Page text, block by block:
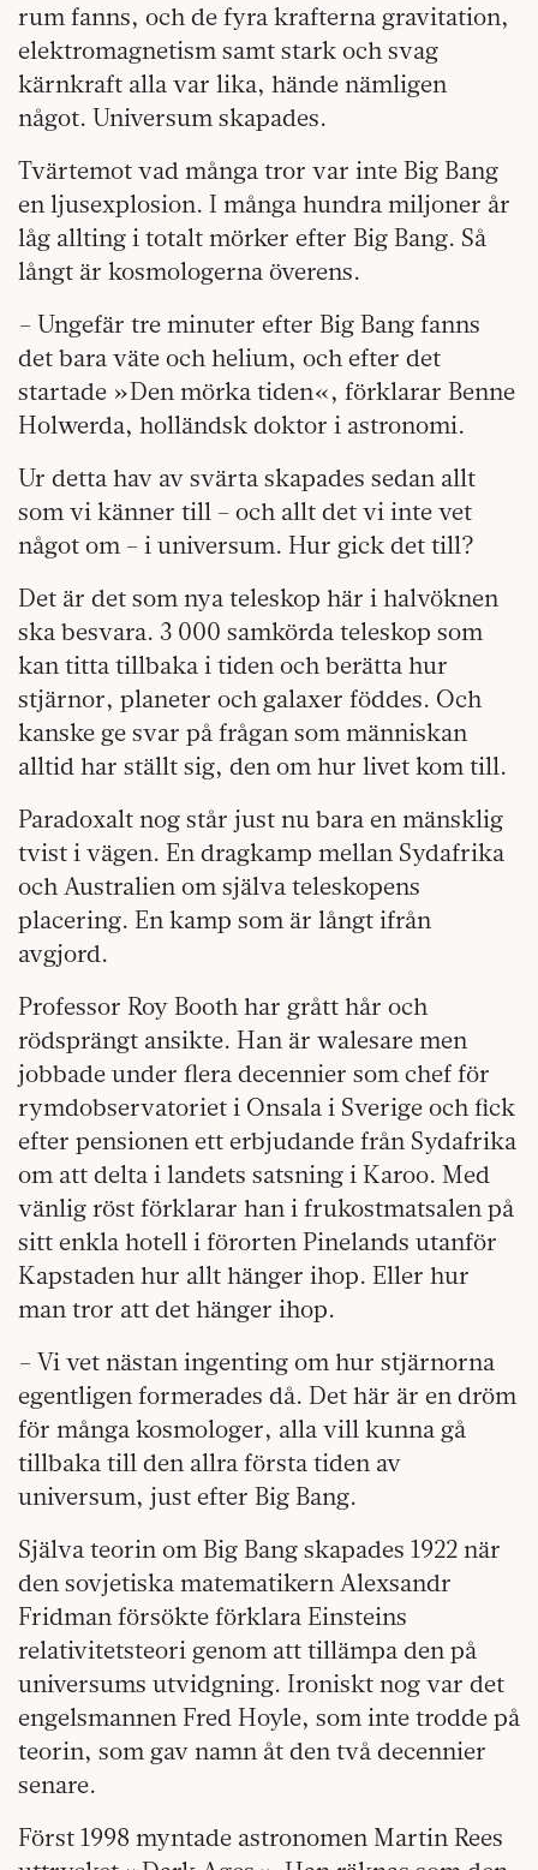
rum fanns, och de fyra krafterna gravitation,
elektromagnetism samt stark och svag
kärnkraft alla var lika, hände nämligen
något. Universum skapades.
Tvärtemot vad många tror var inte Big Bang
en ljusexplosion. I många hundra miljoner år
låg allting i totalt mörker efter Big Bang. Så
långt är kosmologerna överens.
– Ungefär tre minuter efter Big Bang fanns
det bara väte och helium, och efter det
startade »Den mörka tiden«, förklarar Benne
Holwerda, holländsk doktor i astronomi.
Ur detta hav av svärta skapades sedan allt
som vi känner till – och allt det vi inte vet
något om – i universum. Hur gick det till?
Det är det som nya teleskop här i halvöknen
ska besvara. 3 000 samkörda teleskop som
kan titta tillbaka i tiden och berätta hur
stjärnor, planeter och galaxer föddes. Och
kanske ge svar på frågan som människan
alltid har ställt sig, den om hur livet kom till.
Paradoxalt nog står just nu bara en mänsklig
tvist i vägen. En dragkamp mellan Sydafrika
och Australien om själva teleskopens
placering. En kamp som är långt ifrån
avgjord.
Professor Roy Booth har grått hår och
rödsprängt ansikte. Han är walesare men
jobbade under flera decennier som chef för
rymdobservatoriet i Onsala i Sverige och fick
efter pensionen ett erbjudande från Sydafrika
om att delta i landets satsning i Karoo. Med
vänlig röst förklarar han i frukostmatsalen på
sitt enkla hotell i förorten Pinelands utanför
Kapstaden hur allt hänger ihop. Eller hur
man tror att det hänger ihop.
– Vi vet nästan ingenting om hur stjärnorna
egentligen formerades då. Det här är en dröm
för många kosmologer, alla vill kunna gå
tillbaka till den allra första tiden av
universum, just efter Big Bang.
Själva teorin om Big Bang skapades 1922 när
den sovjetiska matematikern Alexsandr
Fridman försökte förklara Einsteins
relativitetsteori genom att tillämpa den på
universums utvidgning. Ironiskt nog var det
engelsmannen Fred Hoyle, som inte trodde på
teorin, som gav namn åt den två decennier
senare.
Först 1998 myntade astronomen Martin Rees